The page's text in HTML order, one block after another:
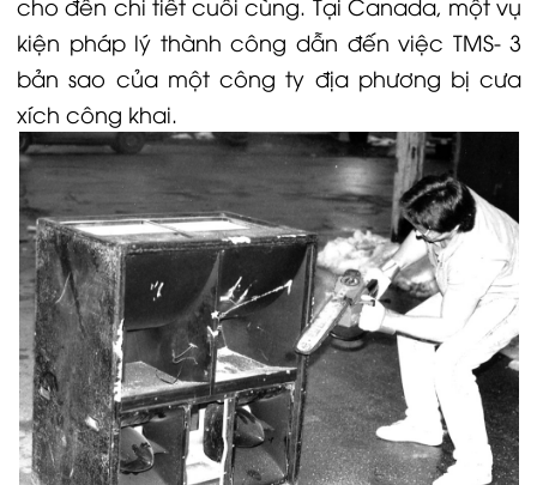
kiện pháp lý thành công dẫn đến việc TMS- 3
bản sao của một công ty địa phương bị cưa
xích công khai.